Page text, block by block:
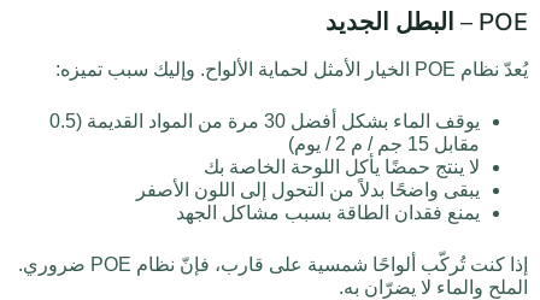
POE – البطل الجديد
يُعدّ نظام POE الخيار الأمثل لحماية الألواح. وإليك سبب تميزه:
يوقف الماء بشكل أفضل 30 مرة من المواد القديمة (0.5
مقابل 15 جم / م 2 / يوم)
لا ينتج حمضًا يأكل اللوحة الخاصة بك
يبقى واضحًا بدلاً من التحول إلى اللون الأصفر
يمنع فقدان الطاقة بسبب مشاكل الجهد
إذا كنت تُركّب ألواحًا شمسية على قارب، فإنّ نظام POE ضروري.
الملح والماء لا يضرّان به.